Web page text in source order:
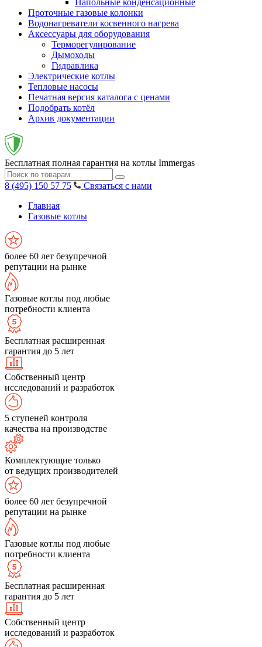
Напольные конденсационные
Проточные газовые колонки
Водонагреватели косвенного нагрева
Аксессуары для оборудования
Терморегулирование
Дымоходы
Гидравлика
Электрические котлы
Тепловые насосы
Печатная версия каталога с ценами
Подобрать котёл
Архив документации
Бесплатная полная гарантия на котлы Immergas
8 (495) 150 57 75
Связаться с нами
Главная
Газовые котлы
более 60 лет безупречной
репутации на рынке
Газовые котлы под любые
потребности клиента
Бесплатная расширенная
гарантия до 5 лет
Собственный центр
исследований и разработок
5 ступеней контроля
качества на производстве
Комплектующие только
от ведущих производителей
более 60 лет безупречной
репутации на рынке
Газовые котлы под любые
потребности клиента
Бесплатная расширенная
гарантия до 5 лет
Собственный центр
исследований и разработок